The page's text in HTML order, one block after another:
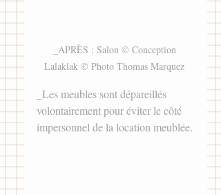
_APRÈS : Salon © Conception
Lalaklak © Photo Thomas Marquez
_Les meubles sont dépareillés
volontairement pour éviter le côté
impersonnel de la location meublée.